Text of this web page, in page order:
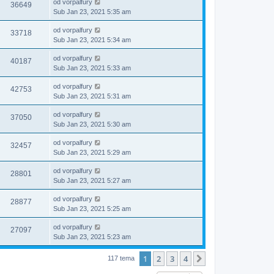
36649 od vorpalfury
Sub Jan 23, 2021 5:35 am
33718 od vorpalfury
Sub Jan 23, 2021 5:34 am
40187 od vorpalfury
Sub Jan 23, 2021 5:33 am
42753 od vorpalfury
Sub Jan 23, 2021 5:31 am
37050 od vorpalfury
Sub Jan 23, 2021 5:30 am
32457 od vorpalfury
Sub Jan 23, 2021 5:29 am
28801 od vorpalfury
Sub Jan 23, 2021 5:27 am
28877 od vorpalfury
Sub Jan 23, 2021 5:25 am
27097 od vorpalfury
Sub Jan 23, 2021 5:23 am
117 tema 1 2 3 4